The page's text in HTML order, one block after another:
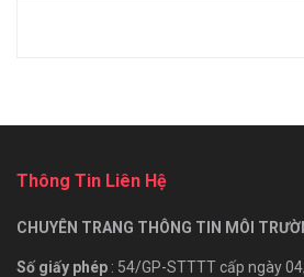
Thông Tin Liên Hệ
CHUYÊN TRANG THÔNG TIN MÔI
Số giấy phép : 54/GP-STTTT cấp ngày